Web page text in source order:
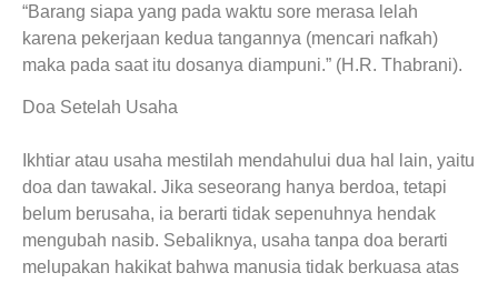
“Barang siapa yang pada waktu sore merasa lelah
karena pekerjaan kedua tangannya (mencari nafkah)
maka pada saat itu dosanya diampuni.” (H.R. Thabrani).
Doa Setelah Usaha
Ikhtiar atau usaha mestilah mendahului dua hal lain, yaitu
doa dan tawakal. Jika seseorang hanya berdoa, tetapi
belum berusaha, ia berarti tidak sepenuhnya hendak
mengubah nasib. Sebaliknya, usaha tanpa doa berarti
melupakan hakikat bahwa manusia tidak berkuasa atas